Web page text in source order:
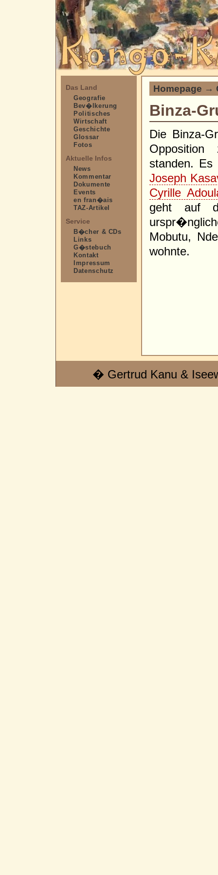
Das Land
Geografie
Bev�lkerung
Politisches
Wirtschaft
Geschichte
Glossar
Fotos
Aktuelle Infos
News
Kommentar
Dokumente
Events
en fran�ais
TAZ-Artikel
Service
B�cher & CDs
Links
G�stebuch
Kontakt
Impressum
Datenschutz
Homepage →
Binza-
Die Binza-
standen.
Joseph
Cyrille
geht auf
Mobutu,
wohnte.
� Gertrud Kanu &